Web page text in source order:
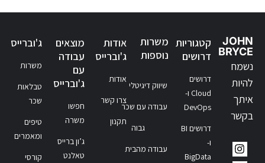
JOHN
BRYCE
נשמח
להיות
איתך
בקשר
קטגוריות
דרושים
דרושים
Cloud ו-
DevOps
דרושים BI
ו-
BigData
משרות
נוספות
שיווק דיגיטלי
עבודה עם שכר
גבוה
עבודה מהבית
אודות
ג'וברייס
אודות
צרו קשר
תקנון
מוצאים
עבודה
עם
ג'וברייס
חפשו
משרה
ג’ון ברייס
טאלנט
ג'וברייס
משרות
טבלאות
שכר
טיפים
ומאמרים
קורסי